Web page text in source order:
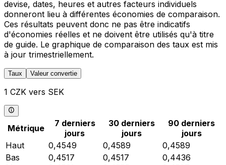
devise, dates, heures et autres facteurs individuels
donneront lieu à différentes économies de comparaison.
Ces résultats peuvent donc ne pas être indicatifs
d'économies réelles et ne doivent être utilisés qu'à titre
de guide. Le graphique de comparaison des taux est mis
à jour trimestriellement.
Taux Valeur convertie
1 CZK vers SEK
Métrique
7 derniers
jours
30 derniers
jours
90 derniers
jours
Haut
0,4549 0,4589
0,4589
Bas
0,4517 0,4517
0,4436